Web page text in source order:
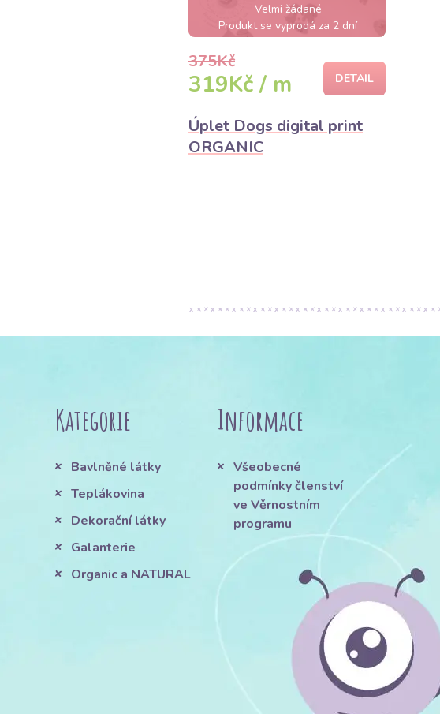
Velmi žádané
Produkt se vyprodá za 2 dní
375Kč
319Kč / m DETAIL
Úplet Dogs digital print
ORGANIC
Kategorie
Bavlněné látky
Teplákovina
Dekorační látky
Galanterie
Organic a NATURAL
Informace
Všeobecné
podmínky členství
ve Věrnostním
programu